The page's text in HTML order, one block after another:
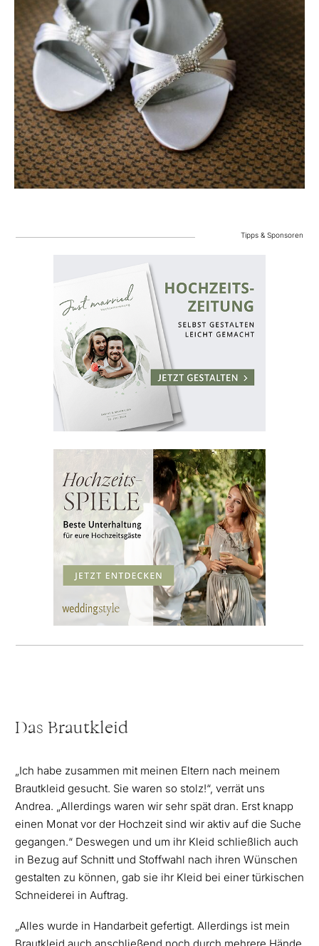
Tipps & Sponsoren
Das Brautkleid
„Ich habe zusammen mit meinen Eltern nach meinem
Brautkleid gesucht. Sie waren so stolz!“, verrät uns
Andrea. „Allerdings waren wir sehr spät dran. Erst knapp
einen Monat vor der Hochzeit sind wir aktiv auf die Suche
gegangen.“ Deswegen und um ihr Kleid schließlich auch
in Bezug auf Schnitt und Stoffwahl nach ihren Wünschen
gestalten zu können, gab sie ihr Kleid bei einer türkischen
Schneiderei in Auftrag.
„Alles wurde in Handarbeit gefertigt. Allerdings ist mein